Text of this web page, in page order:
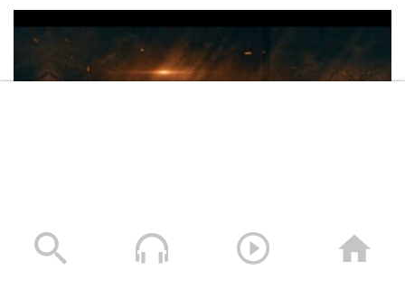
فرحاً | فرقة أنصار الله 1447هـ
مسير عسكري من ألوية القاسم في محور
غرب عمران بمناسبة المولد النبوي 1446هـ
فلاشة سنكسر الحصار – فرقة أنصار الله 1448هـ